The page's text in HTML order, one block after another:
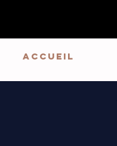
ACCUEIL